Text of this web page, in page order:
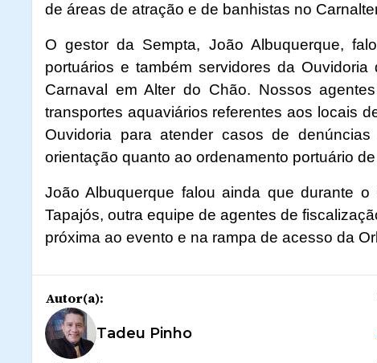
de áreas de atração e de banhistas no
O gestor da Sempta, João Albuquerque,
portuários e também servidores da
Carnaval em Alter do Chão. Nossos
transportes aquaviários referentes aos locais
Ouvidoria para atender casos de
orientação quanto ao ordenamento portuário de
João Albuquerque falou ainda que durante
Tapajós, outra equipe de agentes de
próxima ao evento e na rampa de acesso da
Autor(a):
Tadeu Pinho